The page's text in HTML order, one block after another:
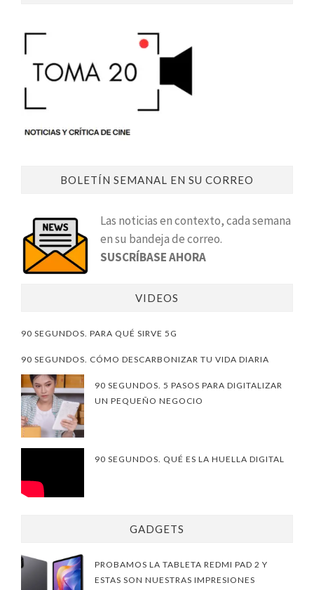
BOLETÍN SEMANAL EN SU CORREO
Las noticias en contexto, cada semana
en su bandeja de correo.
SUSCRÍBASE AHORA
VIDEOS
90 SEGUNDOS. PARA QUÉ SIRVE 5G
90 SEGUNDOS. CÓMO DESCARBONIZAR TU VIDA DIARIA
90 SEGUNDOS. 5 PASOS PARA DIGITALIZAR
UN PEQUEÑO NEGOCIO
90 SEGUNDOS. QUÉ ES LA HUELLA DIGITAL
GADGETS
PROBAMOS LA TABLETA REDMI PAD 2 Y
ESTAS SON NUESTRAS IMPRESIONES